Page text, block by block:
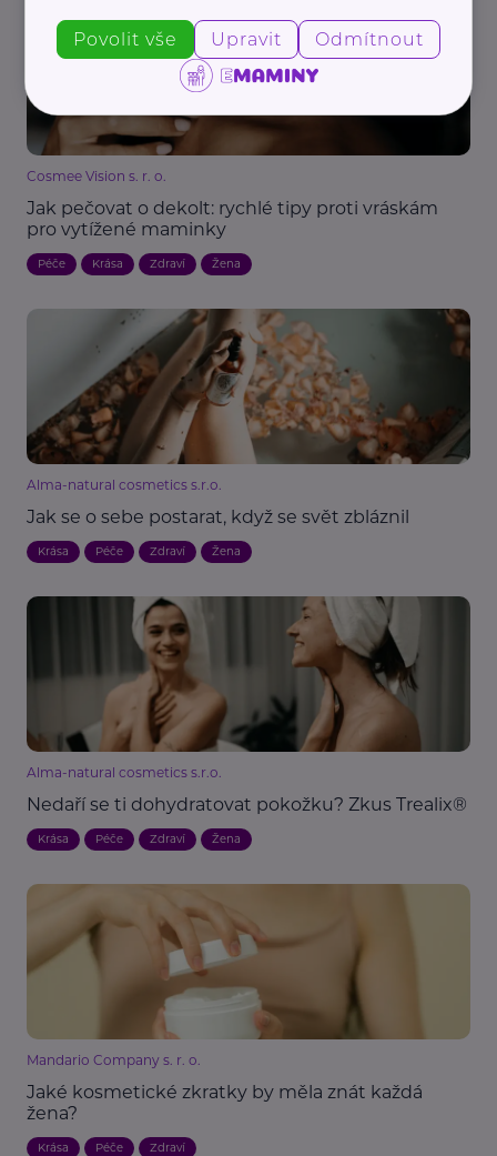
Cosmee Vision s. r. o.
Jak pečovat o dekolt: rychlé tipy proti vráskám
pro vytížené maminky
Péče Krása Zdraví Žena
Alma-natural cosmetics s.r.o.
Jak se o sebe postarat, když se svět zbláznil
Krása Péče Zdraví Žena
Alma-natural cosmetics s.r.o.
Nedaří se ti dohydratovat pokožku? Zkus Trealix®
Krása Péče Zdraví Žena
Mandario Company s. r. o.
Jaké kosmetické zkratky by měla znát každá
žena?
Krása Péče Zdraví
Povolit vše Upravit Odmítnout